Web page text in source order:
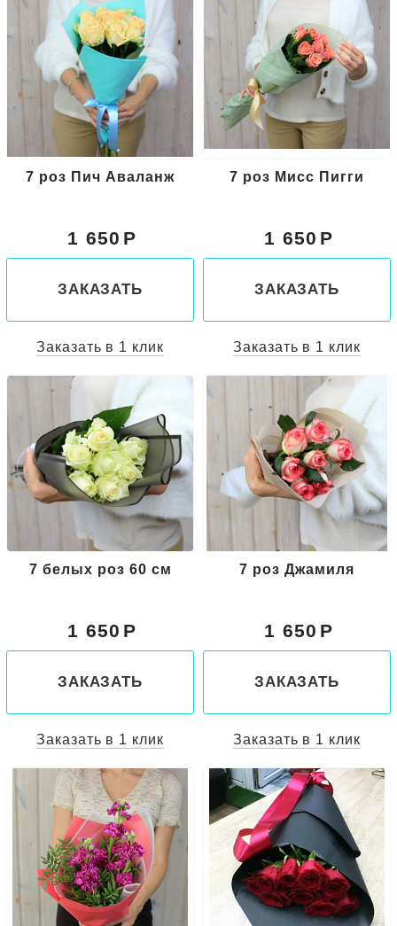
7 роз Пич Аваланж
1 650
ЗАКАЗАТЬ
Заказать в 1 клик
7 роз Мисс Пигги
1 650
ЗАКАЗАТЬ
Заказать в 1 клик
7 белых роз 60 см
1 650
ЗАКАЗАТЬ
Заказать в 1 клик
7 роз Джамиля
1 650
ЗАКАЗАТЬ
Заказать в 1 клик